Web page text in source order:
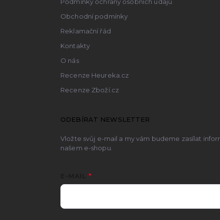
Podmínky ochrany osobních údajů
Obchodní podmínky
Reklamační řád
Kontakty
O nás
Recenze Heureka.cz
Recenze Zboží.cz
ODEBÍRAT NEWSLETTER
Vložte svůj e-mail a my vám budeme zasílat
našem e-shopu.